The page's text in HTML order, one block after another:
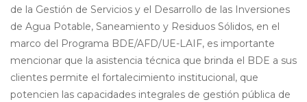
de la Gestión de Servicios y el Desarrollo de las Inversiones
de Agua Potable, Saneamiento y Residuos Sólidos, en el
marco del Programa BDE/AFD/UE-LAIF, es importante
mencionar que la asistencia técnica que brinda el BDE a sus
clientes permite el fortalecimiento institucional, que
potencien las capacidades integrales de gestión pública de